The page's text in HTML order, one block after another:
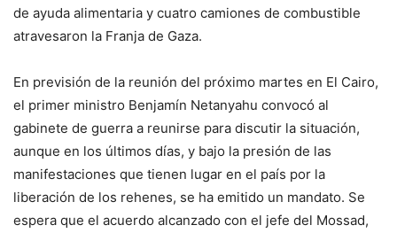
de ayuda alimentaria y cuatro camiones de combustible
atravesaron la Franja de Gaza.
En previsión de la reunión del próximo martes en El Cairo,
el primer ministro Benjamín Netanyahu convocó al
gabinete de guerra a reunirse para discutir la situación,
aunque en los últimos días, y bajo la presión de las
manifestaciones que tienen lugar en el país por la
liberación de los rehenes, se ha emitido un mandato. Se
espera que el acuerdo alcanzado con el jefe del Mossad,